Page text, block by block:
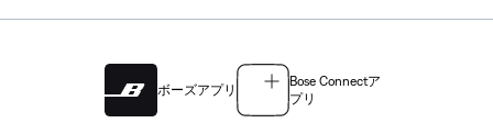
ボーズアプリ
Bose Connectア
プリ